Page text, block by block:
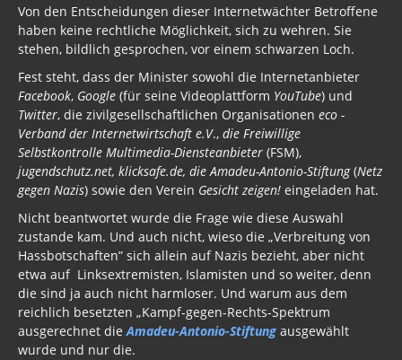
Von den Entscheidungen dieser Internetwächter Betroffene
haben keine rechtliche Möglichkeit, sich zu wehren. Sie
stehen, bildlich gesprochen, vor einem schwarzen Loch.
Fest steht, dass der Minister sowohl die Internetanbieter
Facebook, Google (für seine Videoplattform YouTube) und
Twitter, die zivilgesellschaftlichen Organisationen eco -
Verband der Internetwirtschaft e.V., die Freiwillige
Selbstkontrolle Multimedia-Diensteanbieter (FSM),
jugendschutz.net, klicksafe.de, die Amadeu-Antonio-Stiftung(Netz
gegen Nazis) sowie den Verein Gesicht zeigen! eingeladen hat.
Nicht beantwortet wurde die Frage wie diese Auswahl
zustande kam. Und auch nicht, wieso die „Verbreitung von
Hassbotschaften” sich allein auf Nazis bezieht, aber nicht
etwa auf Linksextremisten, Islamisten und so weiter, denn
die sind ja auch nicht harmloser. Und warum aus dem
reichlich besetzten „Kampf-gegen-Rechts-Spektrum
ausgerechnet die Amadeu-Antonio-Stiftung ausgewählt
wurde und nur die.